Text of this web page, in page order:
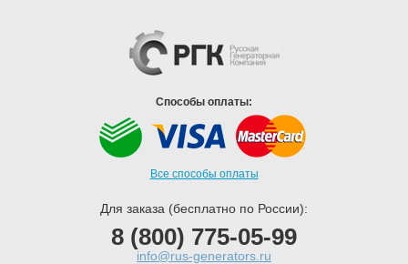
Способы оплаты:
Все способы оплаты
Для заказа (бесплатно по России):
8 (800) 775-05-99
info@rus-generators.ru